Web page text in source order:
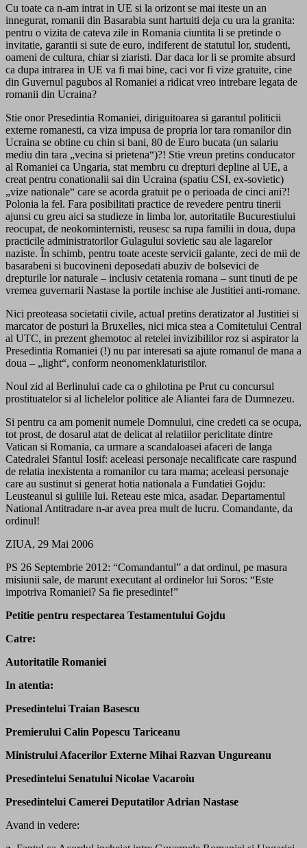
Cu toate ca n-am intrat in UE si la orizont se mai iteste un an
innegurat, romanii din Basarabia sunt hartuiti deja cu ura la granita:
pentru o vizita de cateva zile in Romania ciuntita li se pretinde o
invitatie, garantii si sute de euro, indiferent de statutul lor, studenti,
oameni de cultura, chiar si ziaristi. Dar daca lor li se promite absurd
ca dupa intrarea in UE va fi mai bine, caci vor fi vize gratuite, cine
din Guvernul pagubos al Romaniei a ridicat vreo intrebare legata de
romanii din Ucraina?
Stie onor Presedintia Romaniei, diriguitoarea si garantul politicii
externe romanesti, ca viza impusa de propria lor tara romanilor din
Ucraina se obtine cu chin si bani, 80 de Euro bucata (un salariu
mediu din tara „vecina si prietena“)?! Stie vreun pretins conducator
al Romaniei ca Ungaria, stat membru cu drepturi depline al UE, a
creat pentru conationalii sai din Ucraina (spatiu CSI, ex-sovietic)
„vize nationale“ care se acorda gratuit pe o perioada de cinci ani?!
Polonia la fel. Fara posibilitati practice de revedere pentru tinerii
ajunsi cu greu aici sa studieze in limba lor, autoritatile Bucurestiului
reocupat, de neokominternisti, reusesc sa rupa familii in doua, dupa
practicile administratorilor Gulagului sovietic sau ale lagarelor
naziste. În schimb, pentru toate aceste servicii galante, zeci de mii de
basarabeni si bucovineni deposedati abuziv de bolsevici de
drepturile lor naturale – inclusiv cetatenia romana – sunt tinuti de pe
vremea guvernarii Nastase la portile inchise ale Justitiei anti-romane.
Nici preoteasa societatii civile, actual pretins deratizator al Justitiei si
marcator de posturi la Bruxelles, nici mica stea a Comitetului Central
al UTC, in prezent ghemotoc al retelei invizibililor roz si aspirator la
Presedintia Romaniei (!) nu par interesati sa ajute romanul de mana a
doua – „light“, conform neonomenklaturistilor.
Noul zid al Berlinului cade ca o ghilotina pe Prut cu concursul
prostituatelor si al lichelelor politice ale Aliantei fara de Dumnezeu.
Si pentru ca am pomenit numele Domnului, cine credeti ca se ocupa,
tot prost, de dosarul atat de delicat al relatiilor periclitate dintre
Vatican si Romania, ca urmare a scandaloasei afaceri de langa
Catedralei Sfantul Iosif: aceleasi personaje necalificate care raspund
de relatia inexistenta a romanilor cu tara mama; aceleasi personaje
care au sustinut si generat hotia nationala a Fundatiei Gojdu:
Leusteanul si guliile lui. Reteau este mica, asadar. Departamentul
National Antitradare n-ar avea prea mult de lucru. Comandante, da
ordinul!
ZIUA, 29 Mai 2006
PS 26 Septembrie 2012: “Comandantul” a dat ordinul, pe masura
misiunii sale, de marunt executant al ordinelor lui Soros: “Este
impotriva Romaniei? Sa fie presedinte!”
Petitie pentru respectarea Testamentului Gojdu
Catre:
Autoritatile Romaniei
In atentia:
Presedintelui Traian Basescu
Premierului Calin Popescu Tariceanu
Ministrului Afacerilor Externe Mihai Razvan Ungureanu
Presedintelui Senatului Nicolae Vacaroiu
Presedintelui Camerei Deputatilor Adrian Nastase
Avand in vedere: